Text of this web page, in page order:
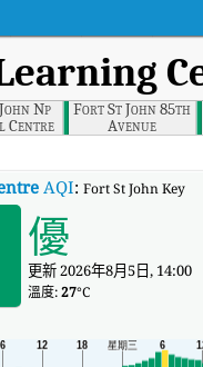
Np
Centre
Fort St John 85th
Avenue
AQI: Fort St John Key
優
更新 2026年8月5日, 14:00
溫度:27°C